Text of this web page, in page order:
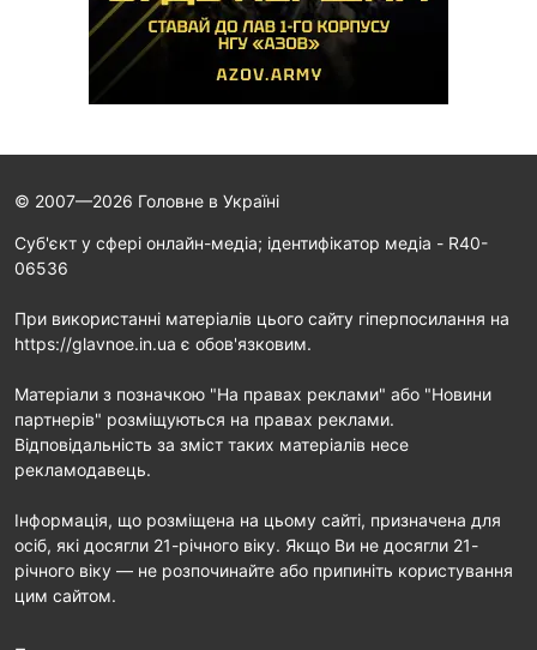
© 2007—2026 Головне в Україні
Cуб'єкт у сфері онлайн-медіа; ідентифікатор медіа - R40-
06536
При використанні матеріалів цього сайту гіперпосилання на
https://glavnoe.in.ua є обов'язковим.
Матеріали з позначкою "На правах реклами" або "Новини
партнерів" розміщуються на правах реклами.
Відповідальність за зміст таких матеріалів несе
рекламодавець.
Інформація, що розміщена на цьому сайті, призначена для
осіб, які досягли 21-річного віку. Якщо Ви не досягли 21-
річного віку — не розпочинайте або припиніть користування
цим сайтом.